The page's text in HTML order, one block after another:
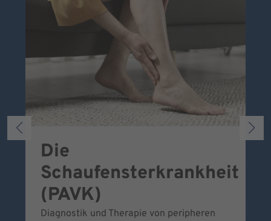
Die
Schaufensterkrankheit
(PAVK)
Diagnostik und Therapie von peripheren